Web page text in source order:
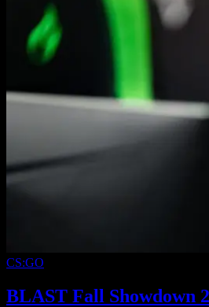
CS:GO
BLAST Fall Showdown